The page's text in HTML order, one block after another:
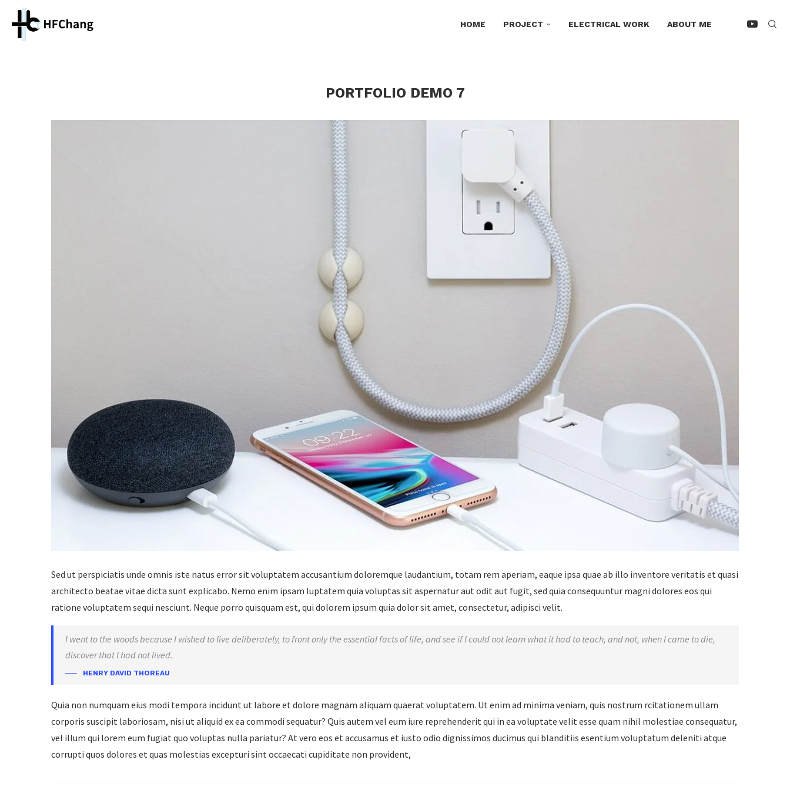
HOME PROJECT ELECTRICAL WORK ABOUT ME
PORTFOLIO DEMO 7
Sed ut perspiciatis unde omnis iste natus error sit voluptatem accusantium doloremque laudantium, totam rem aperiam, eaque ipsa quae ab illo inventore veritatis et quasi
architecto beatae vitae dicta sunt explicabo. Nemo enim ipsam luptatem quia voluptas sit aspernatur aut odit aut fugit, sed quia consequuntur magni dolores eos qui
ratione voluptatem sequi nesciunt. Neque porro quisquam est, qui dolorem ipsum quia dolor sit amet, consectetur, adipisci velit.
I went to the woods because I wished to live deliberately, to front only the essential facts of life, and see if I could not learn what it had to teach, and not, when I came to die,
discover that I had not lived.
HENRY DAVID THOREAU
Quia non numquam eius modi tempora incidunt ut labore et dolore magnam aliquam quaerat voluptatem. Ut enim ad minima veniam, quis nostrum rcitationem ullam
corporis suscipit laboriosam, nisi ut aliquid ex ea commodi sequatur? Quis autem vel eum iure reprehenderit qui in ea voluptate velit esse quam nihil molestiae consequatur,
vel illum qui lorem eum fugiat quo voluptas nulla pariatur? At vero eos et accusamus et iusto odio dignissimos ducimus qui blanditiis esentium voluptatum deleniti atque
corrupti quos dolores et quas molestias excepturi sint occaecati cupiditate non provident,